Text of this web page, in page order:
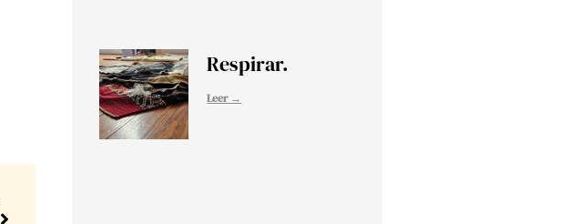
Respirar.
Leer →